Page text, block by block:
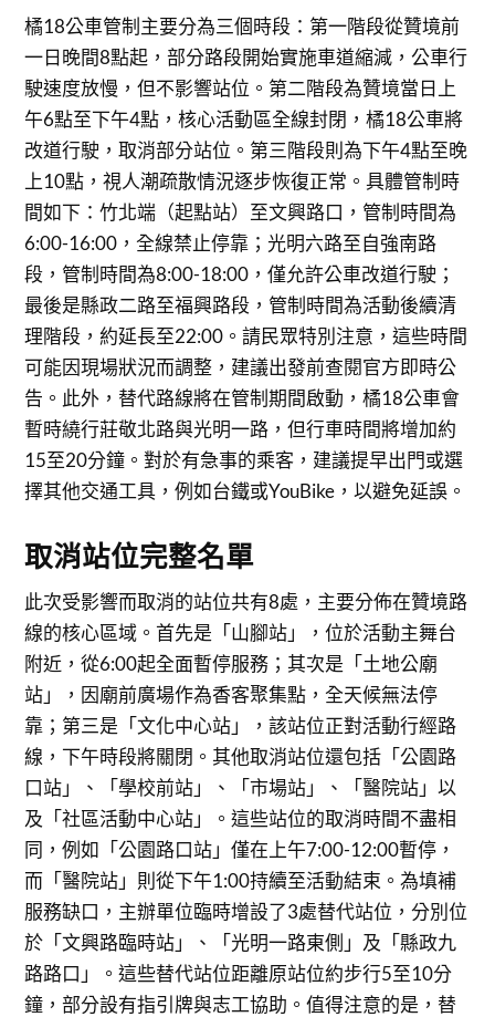
橘18公車管制主要分為三個時段：第一階段從贊境前
一日晚間8點起，部分路段開始實施車道縮減，公車行
駛速度放慢，但不影響站位。第二階段為贊境當日上
午6點至下午4點，核心活動區全線封閉，橘18公車將
改道行駛，取消部分站位。第三階段則為下午4點至晚
上10點，視人潮疏散情況逐步恢復正常。具體管制時
間如下：竹北端（起點站）至文興路口，管制時間為
6:00-16:00，全線禁止停靠；光明六路至自強南路
段，管制時間為8:00-18:00，僅允許公車改道行駛；
最後是縣政二路至福興路段，管制時間為活動後續清
理階段，約延長至22:00。請民眾特別注意，這些時間
可能因現場狀況而調整，建議出發前查閱官方即時公
告。此外，替代路線將在管制期間啟動，橘18公車會
暫時繞行莊敬北路與光明一路，但行車時間將增加約
15至20分鐘。對於有急事的乘客，建議提早出門或選
擇其他交通工具，例如台鐵或YouBike，以避免延誤。
取消站位完整名單
此次受影響而取消的站位共有8處，主要分佈在贊境路
線的核心區域。首先是「山腳站」，位於活動主舞台
附近，從6:00起全面暫停服務；其次是「土地公廟
站」，因廟前廣場作為香客聚集點，全天候無法停
靠；第三是「文化中心站」，該站位正對活動行經路
線，下午時段將關閉。其他取消站位還包括「公園路
口站」、「學校前站」、「市場站」、「醫院站」以
及「社區活動中心站」。這些站位的取消時間不盡相
同，例如「公園路口站」僅在上午7:00-12:00暫停，
而「醫院站」則從下午1:00持續至活動結束。為填補
服務缺口，主辦單位臨時增設了3處替代站位，分別位
於「文興路臨時站」、「光明一路東側」及「縣政九
路路口」。這些替代站位距離原站位約步行5至10分
鐘，部分設有指引牌與志工協助。值得注意的是，替